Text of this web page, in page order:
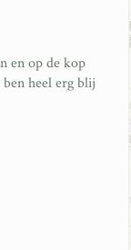
en op de kop
heel erg blij